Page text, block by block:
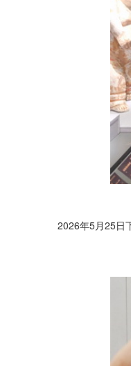
2026年5月25日